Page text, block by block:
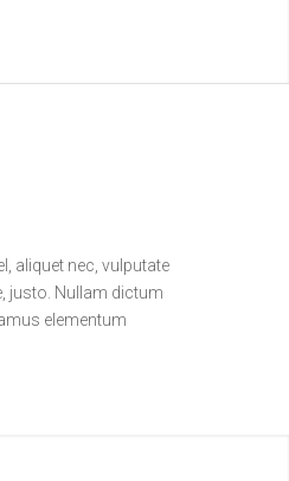
aliquet nec, vulputate
justo. Nullam dictum
elementum